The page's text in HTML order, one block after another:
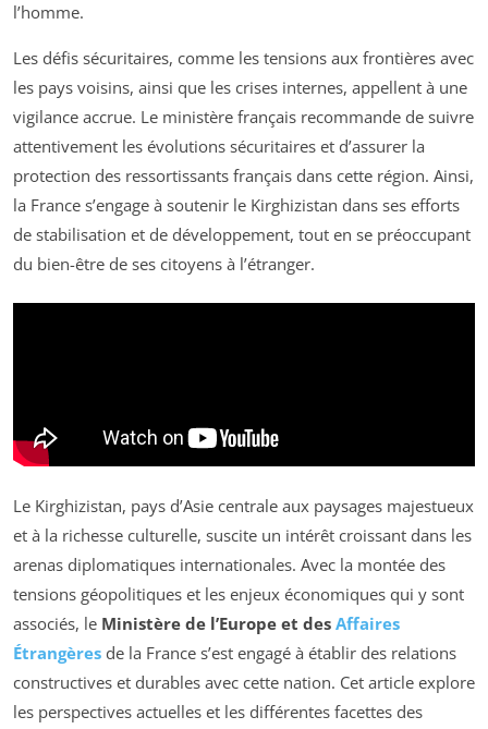
l’homme.
Les défis sécuritaires, comme les tensions aux frontières avec
les pays voisins, ainsi que les crises internes, appellent à une
vigilance accrue. Le ministère français recommande de suivre
attentivement les évolutions sécuritaires et d’assurer la
protection des ressortissants français dans cette région. Ainsi,
la France s’engage à soutenir le Kirghizistan dans ses efforts
de stabilisation et de développement, tout en se préoccupant
du bien-être de ses citoyens à l’étranger.
Le Kirghizistan, pays d’Asie centrale aux paysages majestueux
et à la richesse culturelle, suscite un intérêt croissant dans les
arenas diplomatiques internationales. Avec la montée des
tensions géopolitiques et les enjeux économiques qui y sont
associés, le Ministère de l’Europe et des Affaires
Étrangères de la France s’est engagé à établir des relations
constructives et durables avec cette nation. Cet article explore
les perspectives actuelles et les différentes facettes des